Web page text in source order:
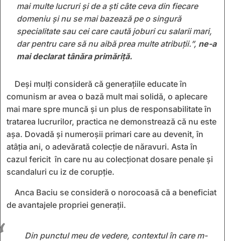
mai multe lucruri și de a ști câte ceva din fiecare
domeniu și nu se mai bazează pe o singură
specialitate sau cei care caută joburi cu salarii mari,
dar pentru care să nu aibă prea multe atribuții.”, ne-a
mai declarat tânăra primăriță.
Deși mulți consideră că generațiile educate în
comunism ar avea o bază mult mai solidă, o aplecare
mai mare spre muncă și un plus de responsabilitate în
tratarea lucrurilor, practica ne demonstrează că nu este
așa. Dovadă și numeroșii primari care au devenit, în
atâția ani, o adevărată colecție de năravuri. Asta în
cazul fericit în care nu au colecționat dosare penale și
scandaluri cu iz de corupție.
Anca Baciu se consideră o norocoasă că a beneficiat
de avantajele propriei generații.
Din punctul meu de vedere, contextul în care m-